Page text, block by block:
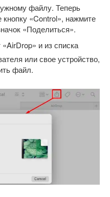
файлу. Теперь
«Control», нажмите
«Поделиться».
и из списка
или свое устройство,
файл.